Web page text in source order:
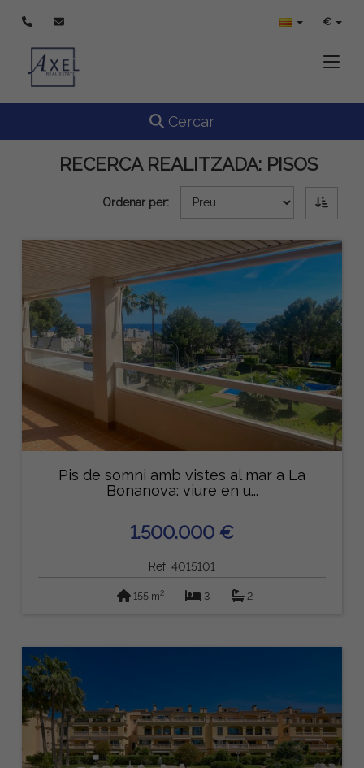
€
Toggle navigation
Cercar
RECERCA REALITZADA:PISOS
Ordenar per:
Pis de somni amb vistes al mar a La
Bonanova: viure en u...
1.500.000 €
Ref: 4015101
155 m2 3 2